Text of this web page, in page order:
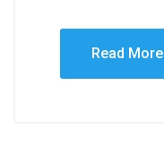
Read More